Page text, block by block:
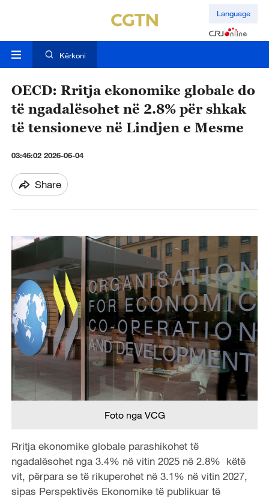
Language
Kërkoni
OECD: Rritja ekonomike globale do
të ngadalësohet në 2.8% për shkak
të tensioneve në Lindjen e Mesme
03:46:02 2026-06-04
Share
Foto nga VCG
Rritja ekonomike globale parashikohet të
ngadalësohet nga 3.4% në vitin 2025 në 2.8% këtë
vit, përpara se të rikuperohet në 3.1% në vitin 2027,
sipas Perspektivës Ekonomike të publikuar të